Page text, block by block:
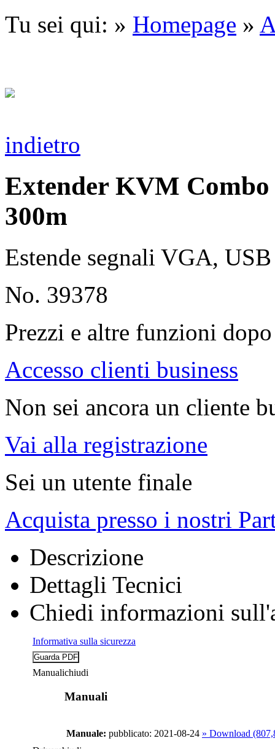
Tu sei qui: » Homepage »
indietro
Extender KVM
300m
Estende segnali VGA,
No. 39378
Prezzi e altre funzioni
Accesso clienti business
Non sei ancora un cliente
Vai alla registrazione
Sei un utente finale
Acquista presso i nostri
Descrizione
Dettagli Tecnici
Chiedi informazioni
Informativa sulla sicurezza
Manualichiudi
Manuali
Manuale: pubblicato: 2021-08-24 » Download